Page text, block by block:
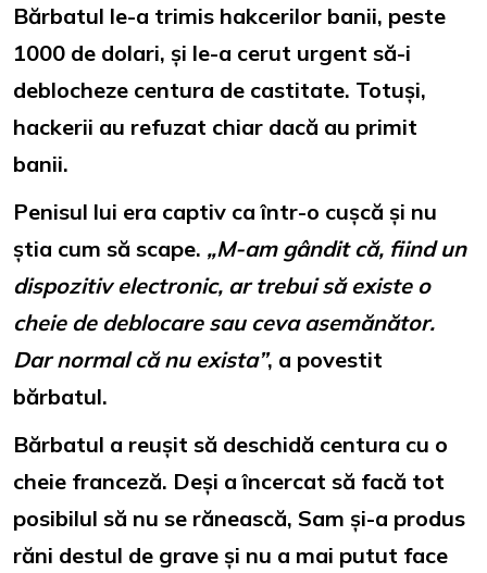
Bărbatul le-a trimis hakcerilor banii, peste
1000 de dolari, și le-a cerut urgent să-i
deblocheze centura de castitate. Totuși,
hackerii au refuzat chiar dacă au primit
banii.
Penisul lui era captiv ca într-o cușcă și nu
știa cum să scape. „M-am gândit că, fiind un
dispozitiv electronic, ar trebui să existe o
cheie de deblocare sau ceva asemănător.
Dar normal că nu exista”, a povestit
bărbatul.
Bărbatul a reușit să deschidă centura cu o
cheie franceză. Deși a încercat să facă tot
posibilul să nu se rănească, Sam și-a produs
răni destul de grave și nu a mai putut face